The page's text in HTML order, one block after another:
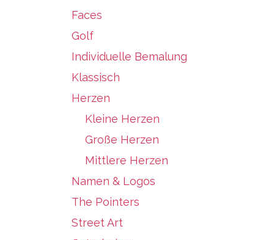
Faces
Golf
Individuelle Bemalung
Klassisch
Herzen
Kleine Herzen
Große Herzen
Mittlere Herzen
Namen & Logos
The Pointers
Street Art